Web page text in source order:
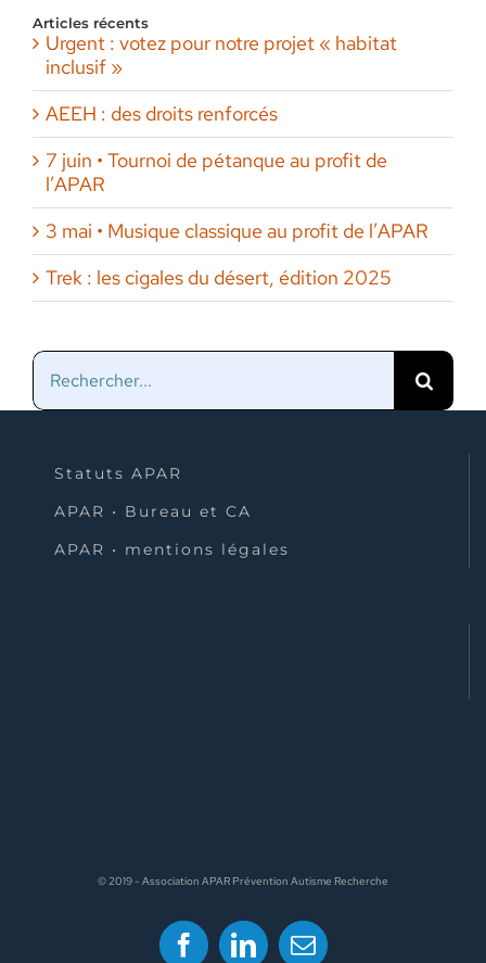
Articles récents
Urgent : votez pour notre projet « habitat
inclusif »
AEEH : des droits renforcés
7 juin • Tournoi de pétanque au profit de
l’APAR
3 mai • Musique classique au profit de l’APAR
Trek : les cigales du désert, édition 2025
Rechercher:
Statuts APAR
APAR • Bureau et CA
APAR • mentions légales
© 2019 - Association APAR Prévention Autisme Recherche
FacebookLinkedIn
Email